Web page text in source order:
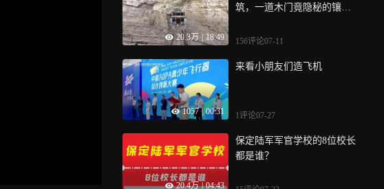
20.3万 18:49
筑，一道木门竟隐秘的镶嵌
么的？
156评论07-11
1057 | 00:31
来看小朋友们造飞机
1评论07-27
20.4万 | 04:43
保定陆军军官学校的8位校长
都是谁？